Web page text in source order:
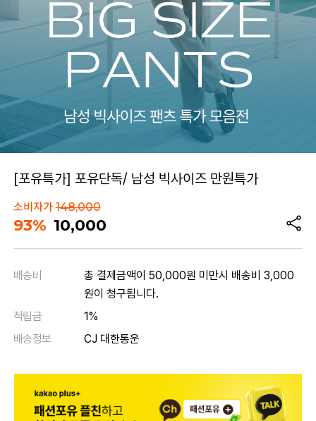
[포유특가] 포유단독/ 남성 빅사이즈 만원특가
소비자가148,000
93% 10,000
배송비
총 결제금액이 50,000원 미만시 배송비 3,000
원이 청구됩니다.
적립금
1%
배송정보
CJ 대한통운